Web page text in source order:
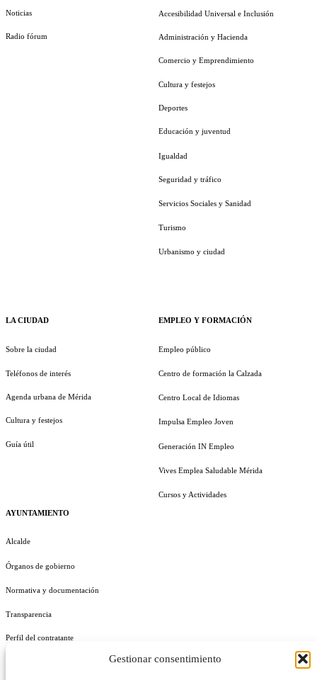
Gestionar consentimiento
Noticias
Radio fórum
LA CIUDAD
Sobre la ciudad
Teléfonos de interés
Agenda urbana de Mérida
Cultura y festejos
Guía útil
AYUNTAMIENTO
Alcalde
Órganos de gobierno
Normativa y documentación
Transparencia
Perfil del contratante
Accesibilidad Universal e Inclusión
Administración y Hacienda
Comercio y Emprendimiento
Cultura y festejos
Deportes
Educación y juventud
Igualdad
Seguridad y tráfico
Servicios Sociales y Sanidad
Turismo
Urbanismo y ciudad
EMPLEO Y FORMACIÓN
Empleo público
Centro de formación la Calzada
Centro Local de Idiomas
Impulsa Empleo Joven
Generación IN Empleo
Vives Emplea Saludable Mérida
Cursos y Actividades